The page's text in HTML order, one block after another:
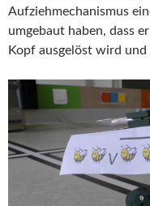
Aufziehmechanismus
umgebaut haben, dass
Kopf ausgelöst wird